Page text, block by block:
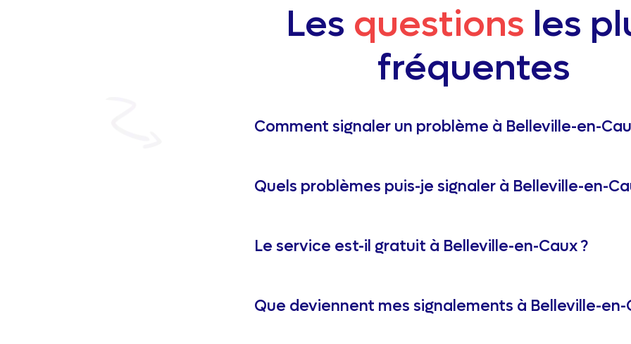
Les questions les
fréquentes
Comment signaler un problème à Belleville-en-
Quels problèmes puis-je signaler à Belleville-en-
Le service est-il gratuit à Belleville-en-Caux ?
Que deviennent mes signalements à Belleville-en-